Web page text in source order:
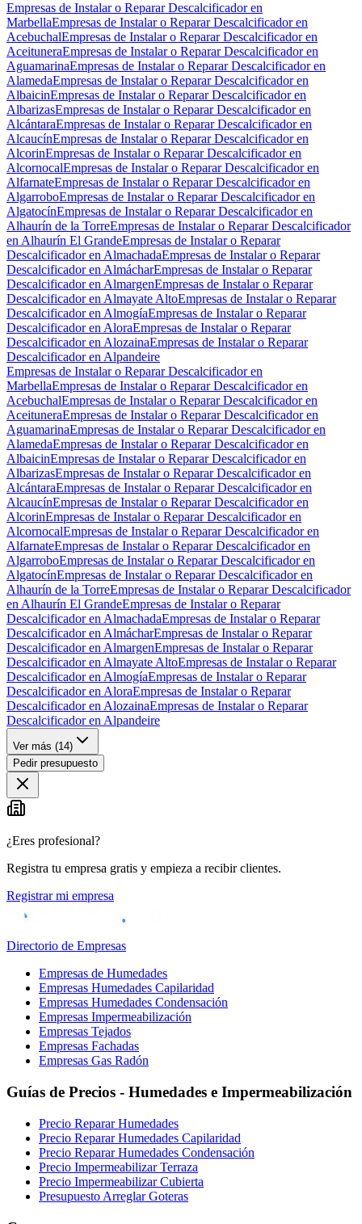
Empresas de Instalar o Reparar Descalcificador en
MarbellaEmpresas de Instalar o Reparar Descalcificador en
AcebuchalEmpresas de Instalar o Reparar Descalcificador en
AceituneraEmpresas de Instalar o Reparar Descalcificador en
AguamarinaEmpresas de Instalar o Reparar Descalcificador en
AlamedaEmpresas de Instalar o Reparar Descalcificador en
AlbaicinEmpresas de Instalar o Reparar Descalcificador en
AlbarizasEmpresas de Instalar o Reparar Descalcificador en
AlcántaraEmpresas de Instalar o Reparar Descalcificador en
AlcaucínEmpresas de Instalar o Reparar Descalcificador en
AlcorinEmpresas de Instalar o Reparar Descalcificador en
AlcornocalEmpresas de Instalar o Reparar Descalcificador en
AlfarnateEmpresas de Instalar o Reparar Descalcificador en
AlgarroboEmpresas de Instalar o Reparar Descalcificador en
AlgatocínEmpresas de Instalar o Reparar Descalcificador en
Alhaurín de la TorreEmpresas de Instalar o Reparar Descalcificador
en Alhaurín El GrandeEmpresas de Instalar o Reparar
Descalcificador en AlmachadaEmpresas de Instalar o Reparar
Descalcificador en AlmácharEmpresas de Instalar o Reparar
Descalcificador en AlmargenEmpresas de Instalar o Reparar
Descalcificador en Almayate AltoEmpresas de Instalar o Reparar
Descalcificador en AlmogíaEmpresas de Instalar o Reparar
Descalcificador en AloraEmpresas de Instalar o Reparar
Descalcificador en AlozainaEmpresas de Instalar o Reparar
Descalcificador en Alpandeire
Empresas de Instalar o Reparar Descalcificador en
MarbellaEmpresas de Instalar o Reparar Descalcificador en
AcebuchalEmpresas de Instalar o Reparar Descalcificador en
AceituneraEmpresas de Instalar o Reparar Descalcificador en
AguamarinaEmpresas de Instalar o Reparar Descalcificador en
AlamedaEmpresas de Instalar o Reparar Descalcificador en
AlbaicinEmpresas de Instalar o Reparar Descalcificador en
AlbarizasEmpresas de Instalar o Reparar Descalcificador en
AlcántaraEmpresas de Instalar o Reparar Descalcificador en
AlcaucínEmpresas de Instalar o Reparar Descalcificador en
AlcorinEmpresas de Instalar o Reparar Descalcificador en
AlcornocalEmpresas de Instalar o Reparar Descalcificador en
AlfarnateEmpresas de Instalar o Reparar Descalcificador en
AlgarroboEmpresas de Instalar o Reparar Descalcificador en
AlgatocínEmpresas de Instalar o Reparar Descalcificador en
Alhaurín de la TorreEmpresas de Instalar o Reparar Descalcificador
en Alhaurín El GrandeEmpresas de Instalar o Reparar
Descalcificador en AlmachadaEmpresas de Instalar o Reparar
Descalcificador en AlmácharEmpresas de Instalar o Reparar
Descalcificador en AlmargenEmpresas de Instalar o Reparar
Descalcificador en Almayate AltoEmpresas de Instalar o Reparar
Descalcificador en AlmogíaEmpresas de Instalar o Reparar
Descalcificador en AloraEmpresas de Instalar o Reparar
Descalcificador en AlozainaEmpresas de Instalar o Reparar
Descalcificador en Alpandeire
Ver más (14)
Pedir presupuesto
¿Eres profesional?
Registra tu empresa gratis y empieza a recibir clientes.
Registrar mi empresa
Directorio de Empresas
Empresas de Humedades
Empresas Humedades Capilaridad
Empresas Humedades Condensación
Empresas Impermeabilización
Empresas Tejados
Empresas Fachadas
Empresas Gas Radón
Guías de Precios - Humedades e Impermeabilización
Precio Reparar Humedades
Precio Reparar Humedades Capilaridad
Precio Reparar Humedades Condensación
Precio Impermeabilizar Terraza
Precio Impermeabilizar Cubierta
Presupuesto Arreglar Goteras